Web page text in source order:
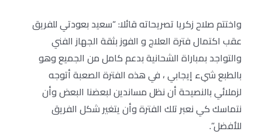
واختتم صلاح زكريا تصريحاته قائلا: “سعيد بعودتي للفريق
عقب اكتمال فترة العلاج و الفوز بثقة الجهاز الفني
والتواجد بمباراة الشحانية بدعم كامل من الجميع وهو
بالطبع شيء إيجابي ، في هذه الفترة الصعبة أتوجه
لزملائي بالنصيحة أن نظل مساندين لبعضنا البعض وأن
نتماسك كي نعبر تلك الفترة وأن يتغير شكل الفريق
للأفضل”.